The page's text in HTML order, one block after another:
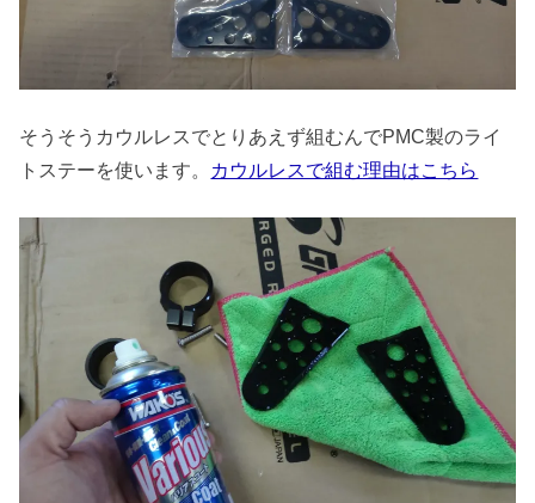
そうそうカウルレスでとりあえず組むんでPMC製のライ
トステーを使います。 カウルレスで組む理由はこちら